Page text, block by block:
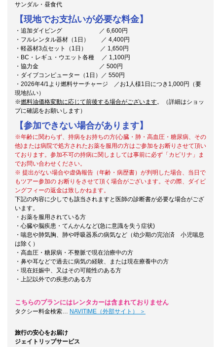
サンダル・昼食代
【現地でお支払いが必要な料金】
・追加ダイビング ／ 6,600円
・フルレンタル器材（1日） ／ 4,400円
・軽器材3点セット（1日） ／ 1,650円
・BC・レギュ・ウエット各種 ／ 1,100円
・協力金 ／ 500円
・ダイブコンピューター（1日）／ 550円
・2026年4/1より燃料サーチャージ ／お1人様1日につき1,000円（要
現地払い）
※燃料油価格変動に応じて前後する場合がございます。（詳細はショッ
プに確認をお願いします）
【参加できない場合があります】
※年齢に関わらず、持病をお持ちの方(心臓・肺・高血圧・糖尿病、その
他)または病院で処方されたお薬を服用の方はご参加をお断りさせて頂い
ております。参加不可の持病に関しましては事前に必ず「カピリナ」ま
でお問い合わせください。
※ 提出がない場合や虚偽報告（年齢・病歴書）が判明した場合、当日で
もツアー参加の お断りをさせて頂く場合がございます。その際、ダイビ
ングフィーの返金は致しかねます。
下記の内容に少しでも該当されますと医師の診断書が必要な場合がござ
います。
・お薬を服用されている方
・心臓や脳疾患・てんかんなど(急に意識を失う症状)
・喘息や肺気胸、肺や呼吸器系の病気など（幼少期の完治済 小児喘息
は除く）
・高血圧・糖尿病・不整脈で現在治療中の方
・鼻や耳などで過去に病気の経験、または現在療養中の方
・現在妊娠中、又はその可能性のある方
・上記以外での疾患のある方
こちらのプランにはレンタカーは含まれておりません
タクシー料金検索… NAVITIME（外部サイト） ＞
旅行の安心をお届け
ジェイトリップサービス